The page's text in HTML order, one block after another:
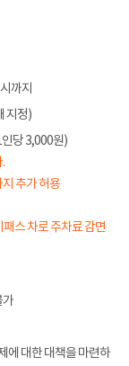
까지
지정)
인당 3,000원)
추가 허용
스 차로 주차료 감면
가
에 대한 대책을 마련하